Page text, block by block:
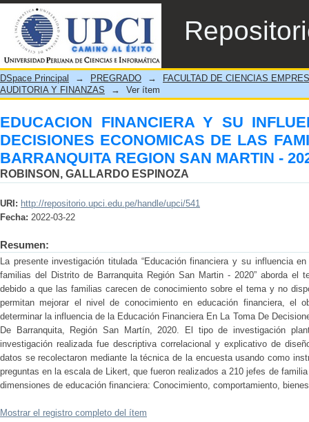
EDUCACION FINANCIERA Y SU
LAS FAMILIAS DEL DISTRITO DE
DSpace Principal → PREGRADO →
FACULTAD DE CIENCIAS
AUDITORIA Y FINANZAS
→ Ver ítem
EDUCACION FINANCIERA Y SU
DECISIONES ECONOMICAS DE LAS
BARRANQUITA REGION SAN MARTIN -
ROBINSON, GALLARDO ESPINOZA
URI: http://repositorio.upci.edu.pe/handle/upci/541
Fecha: 2022-03-22
Resumen:
La presente investigación titulada “Educación financiera y su influencia
familias del Distrito de Barranquita Región San Martin - 2020” aborda el
debido a que las familias carecen de conocimiento sobre el tema y no
permitan mejorar el nivel de conocimiento en educación financiera, el
determinar la influencia de la Educación Financiera En La Toma De
De Barranquita, Región San Martín, 2020. El tipo de investigación
investigación realizada fue descriptiva correlacional y explicativo de
datos se recolectaron mediante la técnica de la encuesta usando como
preguntas en la escala de Likert, que fueron realizados a 210 jefes de
dimensiones de educación financiera: Conocimiento, comportamiento,
Mostrar el registro completo del ítem